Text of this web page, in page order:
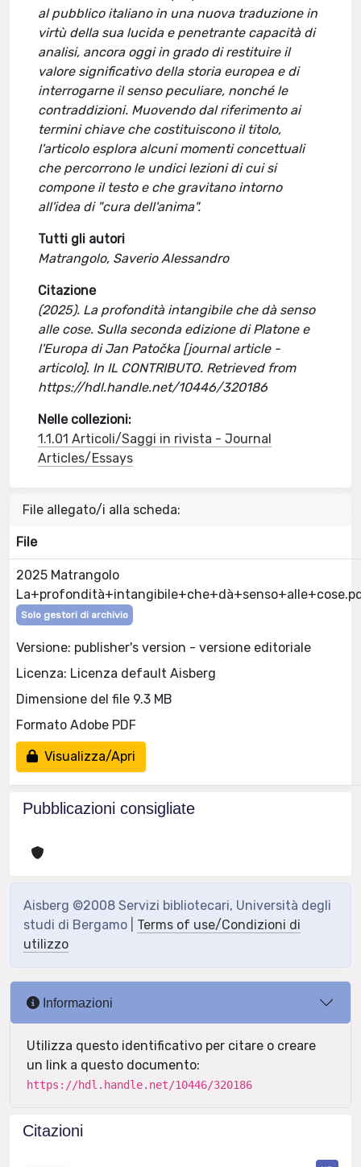
al pubblico italiano in una nuova traduzione in
virtù della sua lucida e penetrante capacità di
analisi, ancora oggi in grado di restituire il
valore significativo della storia europea e di
interrogarne il senso peculiare, nonché le
contraddizioni. Muovendo dal riferimento ai
termini chiave che costituiscono il titolo,
l'articolo esplora alcuni momenti concettuali
che percorrono le undici lezioni di cui si
compone il testo e che gravitano intorno
all'idea di "cura dell'anima".
Tutti gli autori
Matrangolo, Saverio Alessandro
Citazione
(2025). La profondità intangibile che dà senso
alle cose. Sulla seconda edizione di Platone e
l'Europa di Jan Patočka [journal article -
articolo]. In IL CONTRIBUTO. Retrieved from
https://hdl.handle.net/10446/320186
Nelle collezioni:
1.1.01 Articoli/Saggi in rivista - Journal
Articles/Essays
File allegato/i alla scheda:
File
2025 Matrangolo
Solo gestori di archivio
Versione: publisher's version - versione editoriale
Licenza: Licenza default Aisberg
Dimensione del file 9.3 MB
Formato Adobe PDF
Visualizza/Apri
Pubblicazioni consigliate
Aisberg ©2008 Servizi bibliotecari, Università degli
studi di Bergamo | Terms of use/Condizioni di
utilizzo
Informazioni
Utilizza questo identificativo per citare o creare
un link a questo documento:
https://hdl.handle.net/10446/320186
Citazioni